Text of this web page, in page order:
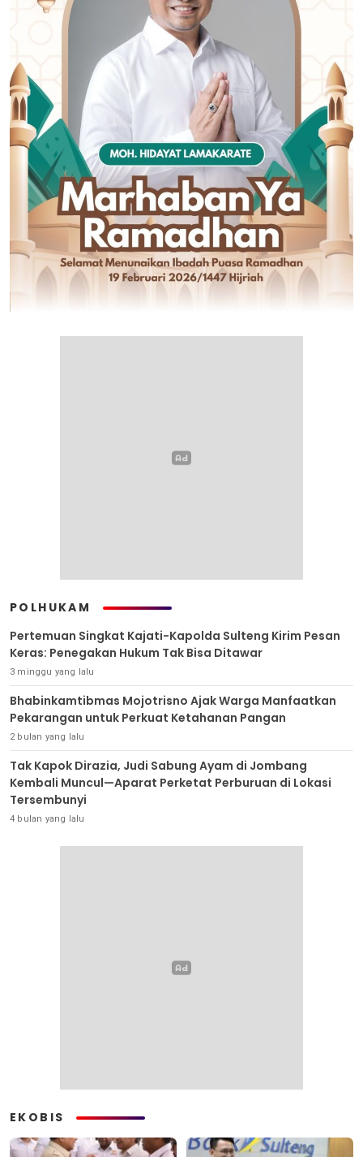
POLHUKAM
Pertemuan Singkat Kajati-Kapolda Sulteng Kirim Pesan
Keras: Penegakan Hukum Tak Bisa Ditawar
3 minggu yang lalu
Bhabinkamtibmas Mojotrisno Ajak Warga Manfaatkan
Pekarangan untuk Perkuat Ketahanan Pangan
2 bulan yang lalu
Tak Kapok Dirazia, Judi Sabung Ayam di Jombang
Kembali Muncul—Aparat Perketat Perburuan di Lokasi
Tersembunyi
4 bulan yang lalu
EKOBIS